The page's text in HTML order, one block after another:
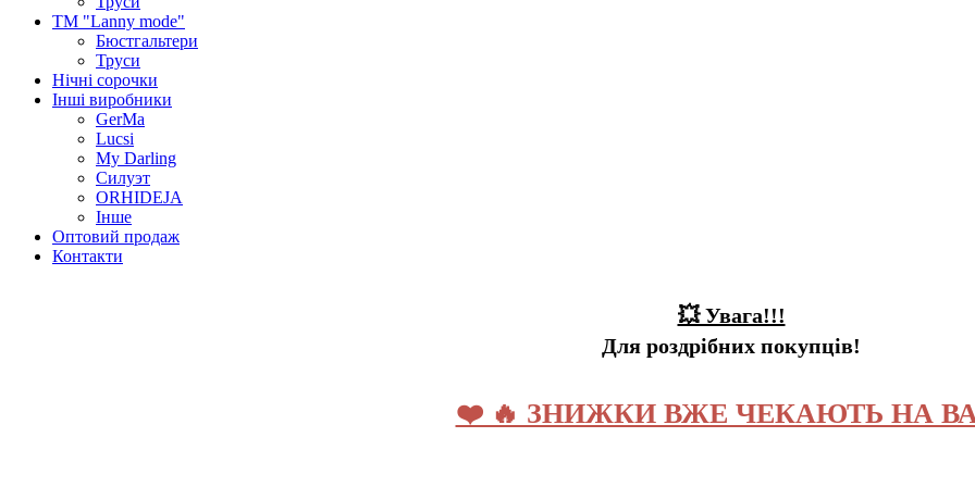
ТМ "Lanny mode"
Бюстгальтери
Труси
Нічні сорочки
Інші виробники
GerMa
Lucsi
My Darling
Силуэт
ORHIDEJA
Інше
Оптовий продаж
Контакти
💥 Увага!!!
Для роздрібних покупців!
❤️ 🔥 ЗНИЖКИ ВЖЕ ЧЕКАЮТЬ НА